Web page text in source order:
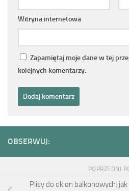
Witryna internetowa
Zapamiętaj moje dane w tej
kolejnych komentarzy.
OBSERWUJ:
POPRZEDNI
Plisy do okien balkonowych: